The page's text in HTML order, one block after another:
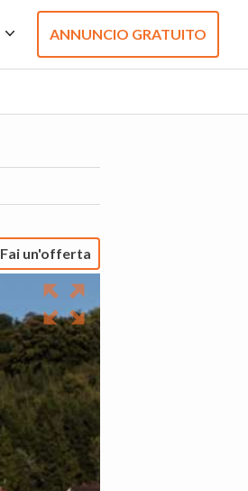
ANNUNCIO GRATUITO
Fai un'offerta